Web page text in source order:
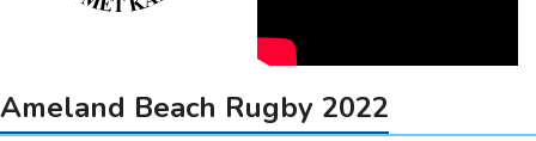
Ameland Beach Rugby 2022